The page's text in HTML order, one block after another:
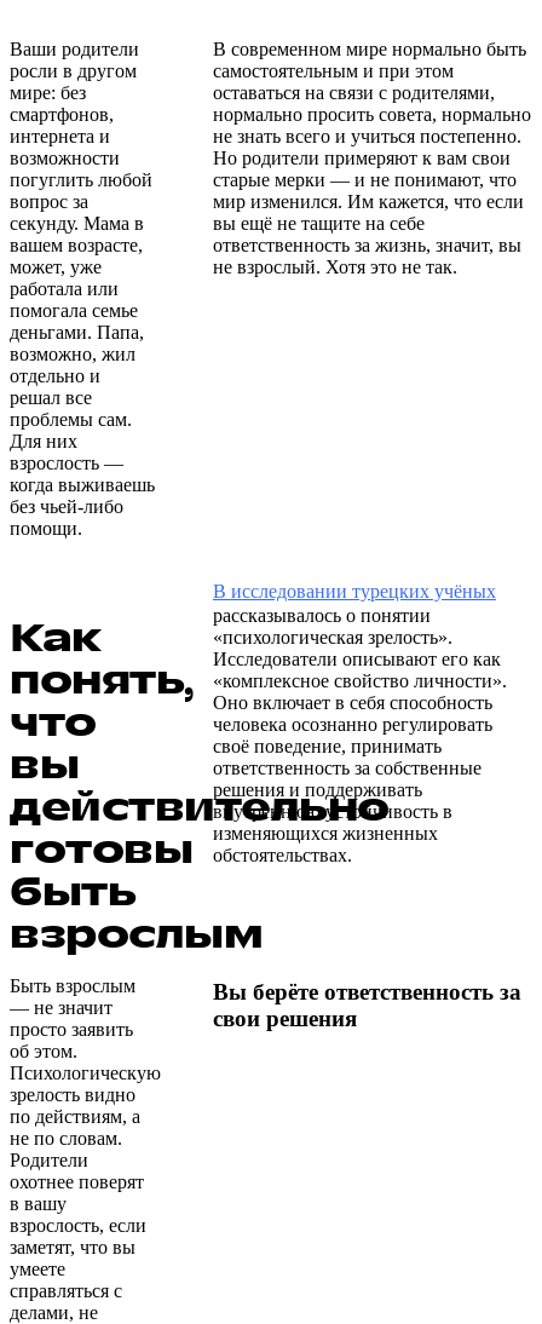
Ваши родители
росли в другом
мире: без
смартфонов,
интернета и
возможности
погуглить любой
вопрос за
секунду. Мама в
вашем возрасте,
может, уже
работала или
помогала семье
деньгами. Папа,
возможно, жил
отдельно и
решал все
проблемы сам.
Для них
взрослость —
когда выживаешь
без чьей-либо
помощи.
В современном мире нормально быть
самостоятельным и при этом
оставаться на связи с родителями,
нормально просить совета, нормально
не знать всего и учиться постепенно.
Но родители примеряют к вам свои
старые мерки — и не понимают, что
мир изменился. Им кажется, что если
вы ещё не тащите на себе
ответственность за жизнь, значит, вы
не взрослый. Хотя это не так.
Как
понять,
что
вы
действительно
готовы
быть
взрослым
В исследовании турецких учёных
рассказывалось о понятии
«психологическая зрелость».
Исследователи описывают его как
«комплексное свойство личности».
Оно включает в себя способность
человека осознанно регулировать
своё поведение, принимать
ответственность за собственные
решения и поддерживать
внутреннюю устойчивость в
изменяющихся жизненных
обстоятельствах.
Быть взрослым
— не значит
просто заявить
об этом.
Психологическую
зрелость видно
по действиям, а
не по словам.
Родители
охотнее поверят
в вашу
взрослость, если
заметят, что вы
умеете
справляться с
делами, не
Вы берёте ответственность за
свои решения